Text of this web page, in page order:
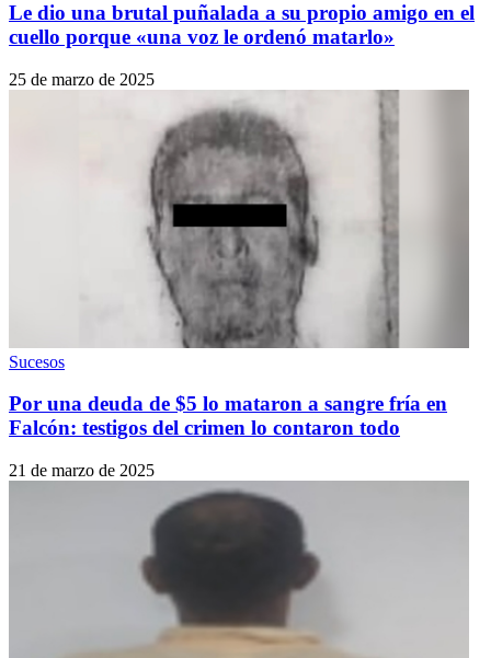
Le dio una brutal puñalada a su propio amigo en el
cuello porque «una voz le ordenó matarlo»
25 de marzo de 2025
Sucesos
Por una deuda de $5 lo mataron a sangre fría en
Falcón: testigos del crimen lo contaron todo
21 de marzo de 2025